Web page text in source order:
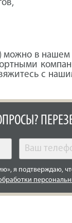
в нашем
с
я подтверждаю,